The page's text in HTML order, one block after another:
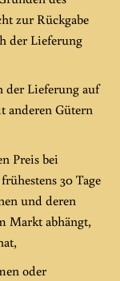
zur Rückgabe
der Lieferung
der Lieferung auf
anderen Gütern
Preis bei
30 Tage
und deren
Markt abhängt,
oder